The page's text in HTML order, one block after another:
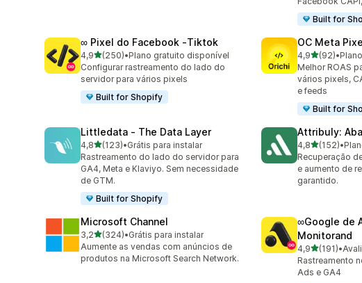
Built for
∞ Pixel do Facebook ‑Tiktok
4,9de 5 estrelas
(250)
250 avaliações ao todo
•Plano gratuito disponível
Configurar rastreamento do lado do
servidor para vários pixels
Built for Shopify
OC Meta
4,9de 5 estrelas
(92)
92 avaliações
•
Melhor ROAS
vários pixels,
e feeds
Built for
Littledata ‑ The Data Layer
4,8de 5 estrelas
(123)
123 avaliações ao todo
•Grátis para instalar
Rastreamento do lado do servidor para
GA4, Meta e Klaviyo. Sem necessidade
de GTM.
Built for Shopify
Attribuly:
4,8de 5 estrelas
(152)
152 avaliações
•
Recuperação
e aumento de
garantido.
Microsoft Channel
3,2de 5 estrelas
(324)
324 avaliações ao todo
•Grátis para instalar
Aumente as vendas com anúncios de
produtos na Microsoft Search Network.
∞Google de
Monitorand
4,9de 5 estrelas
(191)
191 avaliações
•
Rastreamento
Ads e GA4